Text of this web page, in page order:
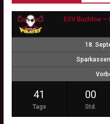
ESV Buchloe —
18.
41
Tage
00
Std.